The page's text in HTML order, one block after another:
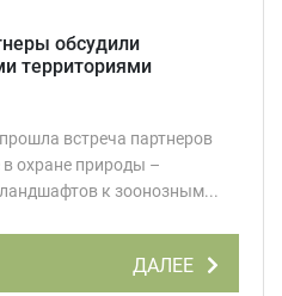
обсудили
территориями
встреча партнеров
в охране природы –
к зоонозным...
ДАЛЕЕ